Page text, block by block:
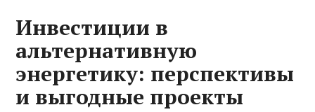
Инвестиции в
альтернативную
энергетику: перспективы
и выгодные проекты